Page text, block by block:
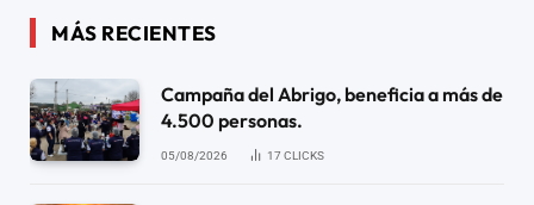
MÁS RECIENTES
Campaña del Abrigo, beneficia a más de
4.500 personas.
05/08/2026 17 CLICKS